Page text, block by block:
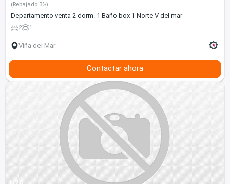
(Rebajado 3%)
Departamento venta 2 dorm. 1 Baño box 1 Norte V del mar
2 1
Viña del Mar
Contactar ahora